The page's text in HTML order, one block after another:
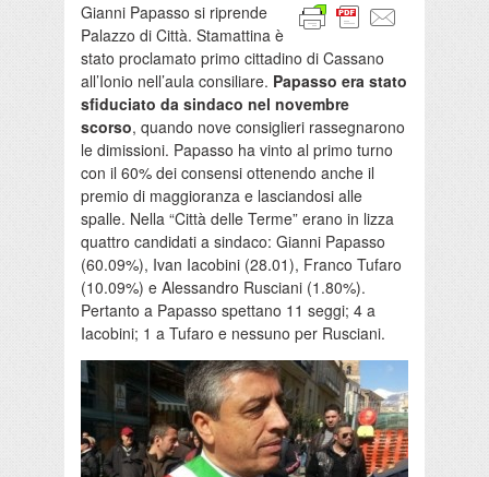
Gianni Papasso si riprende
Palazzo di Città. Stamattina è
stato proclamato primo cittadino di Cassano
all’Ionio nell’aula consiliare. Papasso era stato
sfiduciato da sindaco nel novembre
scorso, quando nove consiglieri rassegnarono
le dimissioni. Papasso ha vinto al primo turno
con il 60% dei consensi ottenendo anche il
premio di maggioranza e lasciandosi alle
spalle. Nella “Città delle Terme” erano in lizza
quattro candidati a sindaco: Gianni Papasso
(60.09%), Ivan Iacobini (28.01), Franco Tufaro
(10.09%) e Alessandro Rusciani (1.80%).
Pertanto a Papasso spettano 11 seggi; 4 a
Iacobini; 1 a Tufaro e nessuno per Rusciani.